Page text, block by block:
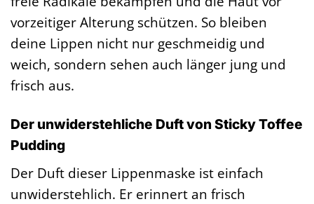
vorzeitiger Alterung schützen. So bleiben
deine Lippen nicht nur geschmeidig und
weich, sondern sehen auch länger jung und
frisch aus.
Der unwiderstehliche Duft von Sticky Toffee
Pudding
Der Duft dieser Lippenmaske ist einfach
unwiderstehlich. Er erinnert an frisch